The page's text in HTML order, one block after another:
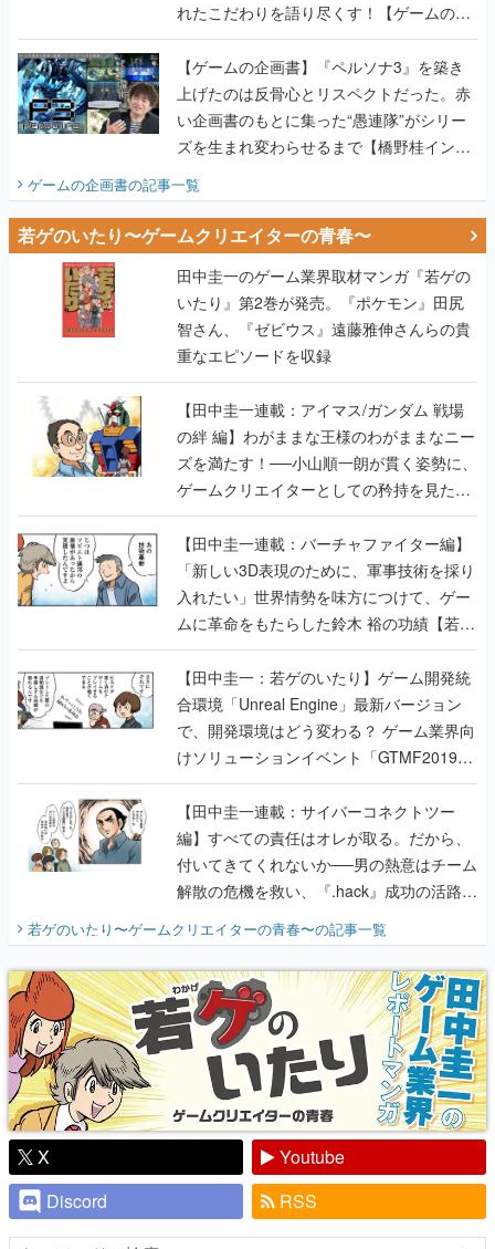
れたこだわりを語り尽くす！【ゲームの企
画書】
【ゲームの企画書】『ペルソナ3』を築き
上げたのは反骨心とリスペクトだった。赤
い企画書のもとに集った“愚連隊”がシリー
ズを生まれ変わらせるまで【橋野桂インタ
ビュー】
ゲームの企画書の記事一覧
若ゲのいたり〜ゲームクリエイターの青春〜
田中圭一のゲーム業界取材マンガ『若ゲの
いたり』第2巻が発売。『ポケモン』田尻
智さん、『ゼビウス』遠藤雅伸さんらの貴
重なエピソードを収録
【田中圭一連載：アイマス/ガンダム 戦場
の絆 編】わがままな王様のわがままなニー
ズを満たす！──小山順一朗が貫く姿勢に、
ゲームクリエイターとしての矜持を見た
【若ゲのいたり最終回】
【田中圭一連載：バーチャファイター編】
「新しい3D表現のために、軍事技術を採り
入れたい」世界情勢を味方につけて、ゲー
ムに革命をもたらした鈴木 裕の功績【若ゲ
のいたり】
【田中圭一：若ゲのいたり】ゲーム開発統
合環境「Unreal Engine」最新バージョン
で、開発環境はどう変わる？ ゲーム業界向
けソリューションイベント「GTMF2019」
に行って、より理解を深めよう【PR】
【田中圭一連載：サイバーコネクトツー
編】すべての責任はオレが取る。だから、
付いてきてくれないか──男の熱意はチーム
解散の危機を救い、『.hack』成功の活路を
開く。業界の快男児・松山 洋に流れる血は
『少年ジャンプ』色だった【若ゲのいた
り】
若ゲのいたり〜ゲームクリエイターの青春〜の記事一覧
X
Youtube
Discord
RSS